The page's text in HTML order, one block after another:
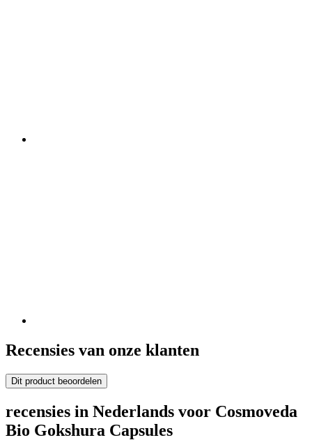
Recensies van onze klanten
Dit product beoordelen
recensies in Nederlands voor Cosmoveda
Bio Gokshura Capsules